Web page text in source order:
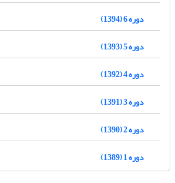
دوره 6 (1394)
دوره 5 (1393)
دوره 4 (1392)
دوره 3 (1391)
دوره 2 (1390)
دوره 1 (1389)